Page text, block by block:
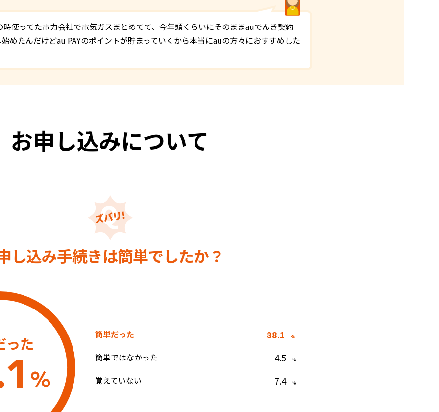
使ってた電力会社で電気ガスまとめてて、今年頭くらいにそのままauでんき契約
めたんだけどau PAYのポイントが貯まっていくから本当にauの方々におすすめした
お申し込みについて
し込み手続きは簡単でしたか？
簡単だった 88.1 %
簡単ではなかった 4.5 %
覚えていない 7.4 %